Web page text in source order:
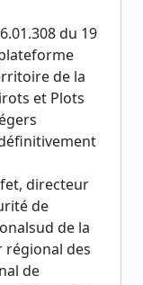
du 19
de la
et Plots
directeur
de
de la
régional des
de